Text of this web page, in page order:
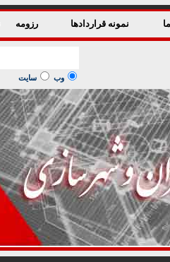
نمونه قراردادها رزومه
وب سایت